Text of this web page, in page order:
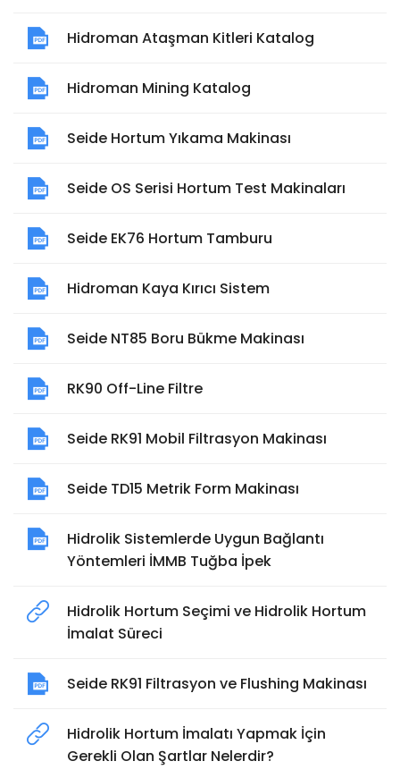
Hidroman Ataşman Kitleri Katalog
Hidroman Mining Katalog
Seide Hortum Yıkama Makinası
Seide OS Serisi Hortum Test Makinaları
Seide EK76 Hortum Tamburu
Hidroman Kaya Kırıcı Sistem
Seide NT85 Boru Bükme Makinası
RK90 Off-Line Filtre
Seide RK91 Mobil Filtrasyon Makinası
Seide TD15 Metrik Form Makinası
Hidrolik Sistemlerde Uygun Bağlantı
Yöntemleri İMMB Tuğba İpek
Hidrolik Hortum Seçimi ve Hidrolik Hortum
İmalat Süreci
Seide RK91 Filtrasyon ve Flushing Makinası
Hidrolik Hortum İmalatı Yapmak İçin
Gerekli Olan Şartlar Nelerdir?